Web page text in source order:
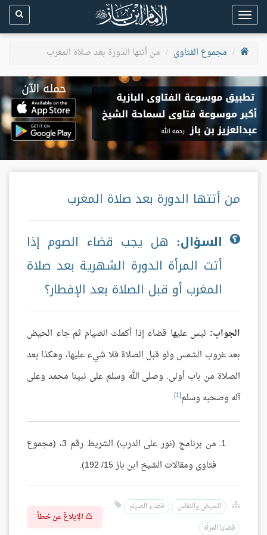
Toggle
navigation
مجموع الفتاوى
من أتتها الدورة بعد صلاة المغرب
من أتتها الدورة بعد صلاة المغرب
السؤال: هل يجب قضاء الصوم إذا
أتت المرأة الدورة الشهرية بعد صلاة
المغرب أو قبل الصلاة بعد الإفطار؟
الجواب: ليس عليها قضاء إذا أكملت الصيام ثم جاء الحيض
بعد غروب الشمس ولو قبل الصلاة فلا شيء عليها، وهكذا بعد
الصلاة من باب أولى. وصلى الله وسلم على نبينا محمد وعلى
آله وصحبه وسلم[1]
.
من برنامج (نور على الدرب) الشريط رقم 3، (مجموع
فتاوى ومقالات الشيخ ابن باز 15/ 192).
الحيض والنفاس
قضاء الصيام
قضايا المرأة
الإبلاغ عن خطأ